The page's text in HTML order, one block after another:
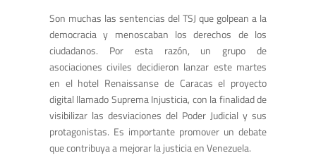
Son muchas las sentencias del TSJ que golpean a la
democracia y menoscaban los derechos de los
ciudadanos. Por esta razón, un grupo de
asociaciones civiles decidieron lanzar este martes
en el hotel Renaissanse de Caracas el proyecto
digital llamado Suprema Injusticia, con la finalidad de
visibilizar las desviaciones del Poder Judicial y sus
protagonistas. Es importante promover un debate
que contribuya a mejorar la justicia en Venezuela.